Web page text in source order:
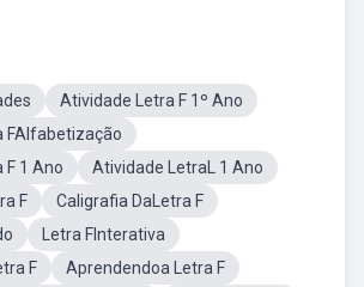
Atividade Letra F 1º Ano
FAlfabetização
1 Ano
Atividade LetraL 1 Ano
F
Caligrafia DaLetra F
Letra FInterativa
F
Aprendendoa Letra F